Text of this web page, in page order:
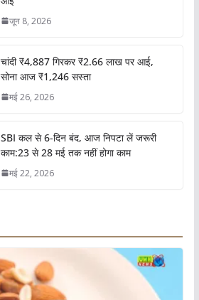
जून 8, 2026
चांदी ₹4,887 गिरकर ₹2.66 लाख पर आई,
सोना आज ₹1,246 सस्ता
मई 26, 2026
SBI कल से 6-दिन बंद, आज निपटा लें जरूरी
काम:23 से 28 मई तक नहीं होगा काम
मई 22, 2026